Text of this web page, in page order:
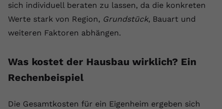
sich individuell beraten zu lassen, da die konkreten
Werte stark von Region, Grundstück, Bauart und
weiteren Faktoren abhängen.
Was kostet der Hausbau wirklich? Ein
Rechenbeispiel
Die Gesamtkosten für ein Eigenheim ergeben sich
Laufzeit Session
Zweck
registriert eine eindeutige ID, um
Daten darüber zu speichern, welche